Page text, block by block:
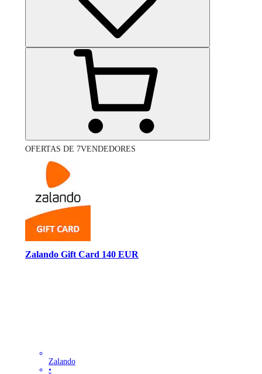
OFERTAS DE 7VENDEDORES
Zalando Gift Card 140 EUR
Zalando
•